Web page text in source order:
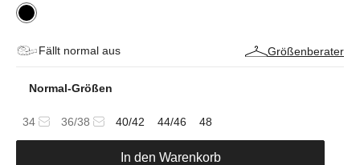
Fällt normal aus Größenberater
Normal-Größen
34 36/38 40/42 44/46 48
In den Warenkorb